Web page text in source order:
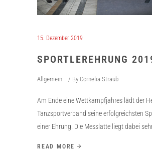
15. Dezember 2019
SPORTLEREHRUNG
Allgemein By Cornelia Straub
Am Ende eine Wettkampfjahres lädt der
Tanzsportverband seine erfolgreichsten
einer Ehrung. Die Messlatte liegt dabei
READ MORE